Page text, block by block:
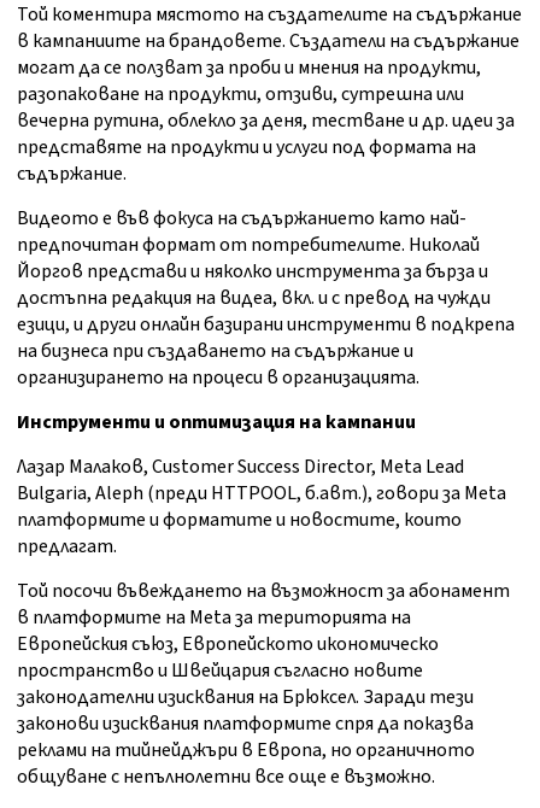
Той коментира мястото на създателите на съдържание
в кампаниите на брандовете. Създатели на съдържание
могат да се ползват за проби и мнения на продукти,
разопаковане на продукти, отзиви, сутрешна или
вечерна рутина, облекло за деня, тестване и др. идеи за
представяте на продукти и услуги под формата на
съдържание.
Видеото е във фокуса на съдържанието като най-
предпочитан формат от потребителите. Николай
Йоргов представи и няколко инструмента за бърза и
достъпна редакция на видеа, вкл. и с превод на чужди
езици, и други онлайн базирани инструменти в подкрепа
на бизнеса при създаването на съдържание и
организирането на процеси в организацията.
Инструменти и оптимизация на кампании
Лазар Малаков, Customer Success Director, Meta Lead
Bulgaria, Aleph (преди HTTPOOL, б.авт.), говори за Meta
платформите и форматите и новостите, които
предлагат.
Той посочи въвеждането на възможност за абонамент
в платформите на Meta за територията на
Европейския съюз, Европейското икономическо
пространство и Швейцария съгласно новите
законодателни изисквания на Брюксел. Заради тези
законови изисквания платформите спря да показва
реклами на тийнейджъри в Европа, но органичното
общуване с непълнолетни все още е възможно.